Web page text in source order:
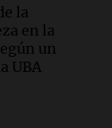
la
en la
un
UBA